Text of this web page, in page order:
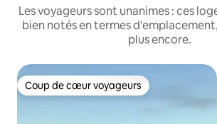
Les voyageurs sont unanimes : ces
bien notés en termes
plus encore.
Coup de cœur voyageurs
Coup de cœur voyageurs